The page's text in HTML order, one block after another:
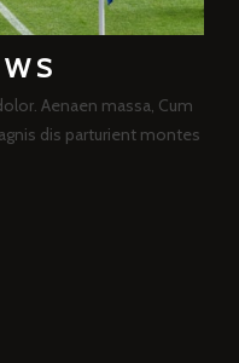
Aenaen massa, Cum
dis parturient montes